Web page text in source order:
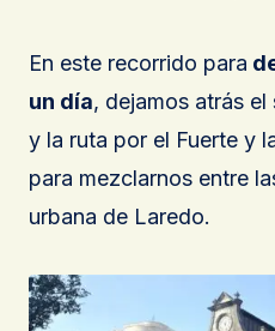
En este recorrido para
un día, dejamos atrás
y la ruta por el Fuerte y
para mezclarnos entre
urbana de Laredo.